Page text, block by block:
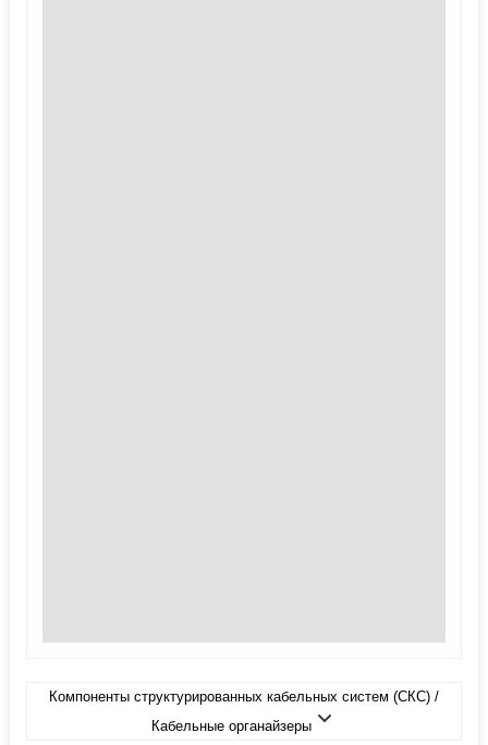
Компоненты структурированных кабельных систем (СКС) /
Кабельные органайзеры